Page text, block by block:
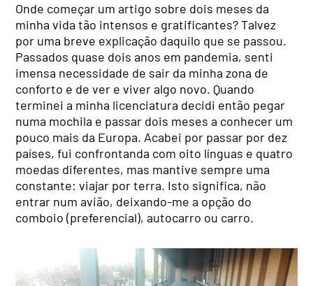
Onde começar um artigo sobre dois meses da
minha vida tão intensos e gratificantes? Talvez
por uma breve explicação daquilo que se passou.
Passados quase dois anos em pandemia, senti
imensa necessidade de sair da minha zona de
conforto e de ver e viver algo novo. Quando
terminei a minha licenciatura decidi então pegar
numa mochila e passar dois meses a conhecer um
pouco mais da Europa. Acabei por passar por dez
países, fui confrontanda com oito línguas e quatro
moedas diferentes, mas mantive sempre uma
constante: viajar por terra. Isto significa, não
entrar num avião, deixando-me a opção do
comboio (preferencial), autocarro ou carro.